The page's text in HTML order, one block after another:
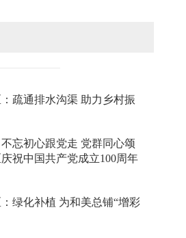
疏通排水沟渠 助力乡村振
不忘初心跟党走 党群同心颂
祝中国共产党成立100周年
绿化补植 为和美总铺“增彩